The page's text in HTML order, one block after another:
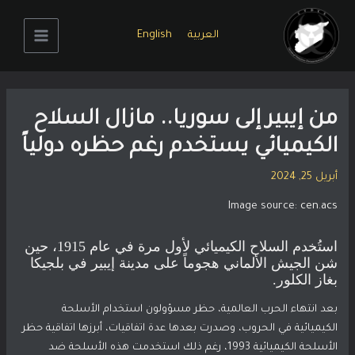
المحتوى
العربية English
Main
من إيبير إلى سوريا.. مازال السلاح
الكيميائي يستخدم رغم حظره دولياً
أبريل 25, 2024
Image source: cen.acs
استُخدم السلاح الكيميائي لأول مرة في عام 1915، حين
شن الجيش الألماني هجوماً على مدينة إيبير في بلجيكا
بغاز الكلور.
بعد انتهاء الحرب العالمية، حظر مسؤولون استخدام الأسلحة
الكيميائية في الحروب، وصدرت بعدها عدة اتفاقيات، أبرزها اتفاقية حظر
الأسلحة الكيميائية 1993، رغم ذلك استخدمت هذه الأسلحة ضد